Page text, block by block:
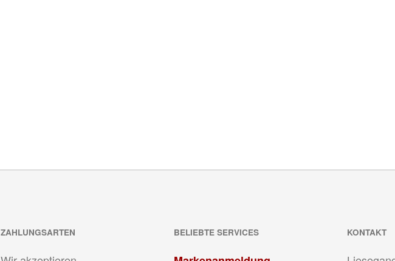
ZAHLUNGSARTEN BELIEBTE SERVICES KONTAKT